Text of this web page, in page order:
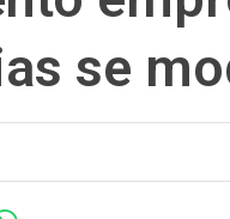
se